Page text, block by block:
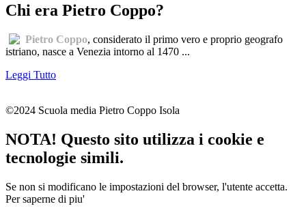
Chi era Pietro Coppo?
Pietro Coppo, considerato il primo vero e proprio geografo
istriano, nasce a Venezia intorno al 1470 ...
Leggi Tutto
©2024 Scuola media Pietro Coppo Isola
NOTA! Questo sito utilizza i cookie e
tecnologie simili.
Se non si modificano le impostazioni del browser, l'utente accetta.
Per saperne di piu'